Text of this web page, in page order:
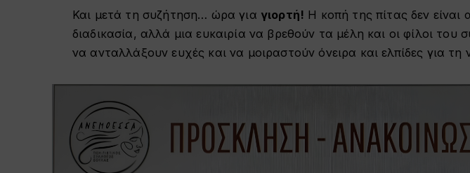
Και μετά τη συζήτηση… ώρα για γιορτή! Η κοπή της πίτας δεν είναι
διαδικασία, αλλά μια ευκαιρία να βρεθούν τα μέλη και οι φίλοι του
να ανταλλάξουν ευχές και να μοιραστούν όνειρα και ελπίδες για τη